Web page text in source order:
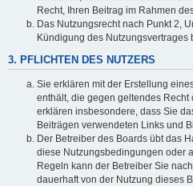
Recht, Ihren Beitrag im Rahmen
Das Nutzungsrecht nach Punkt 2,
Kündigung des Nutzungsvertrages
3. PFLICHTEN DES NUTZERS
Sie erklären mit der Erstellung
enthält, die gegen geltendes
erklären insbesondere, dass Sie
Beiträgen verwendeten Links und
Der Betreiber des Boards übt das
diese Nutzungsbedingungen oder
Regeln kann der Betreiber Sie
dauerhaft von der Nutzung dieses